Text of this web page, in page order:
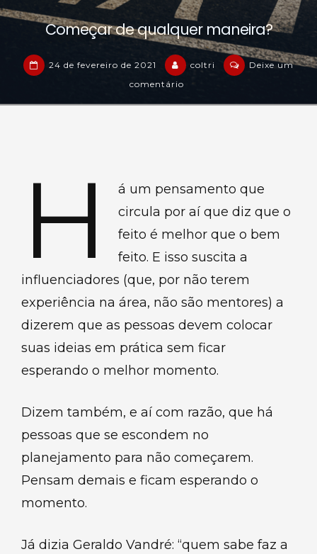
Começar de qualquer maneira?
24 de fevereiro de 2021 coltri
Deixe um
comentárioem
H
á um pensamento que
circula por aí que diz que o
feito é melhor que o bem
feito. E isso suscita a
influenciadores (que, por não terem
experiência na área, não são mentores) a
dizerem que as pessoas devem colocar
suas ideias em prática sem ficar
esperando o melhor momento.
Dizem também, e aí com razão, que há
pessoas que se escondem no
planejamento para não começarem.
Pensam demais e ficam esperando o
momento.
Já dizia Geraldo Vandré: “quem sabe faz a